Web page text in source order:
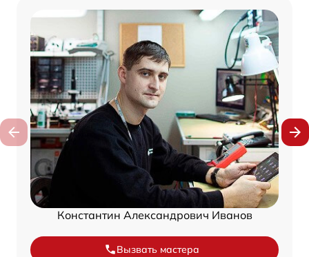
Константин Александрович Иванов
Вызвать мастера